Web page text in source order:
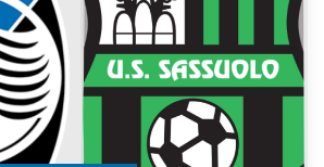
seguiti
anche
Hojbjerg